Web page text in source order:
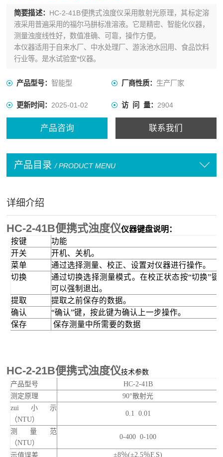
简要描述： HC-2-41B便携式浊度仪采用散射光原理，其标定溶
液采用普遍采用的福尔马肼标准溶液。它是精密、智能化仪器，
测量浊度线性好，数值准确、可靠，操作方便。
本仪器适用于自来水厂、中水处理厂、游泳池水回用、食品饮料
行业等。是水试验室*仪器。
产品型号：智能型 厂商性质： 生产厂家
更新时间：2025-01-02 访 问 量： 2904
产品咨询 联系我们
产品目录 / PRODUCT MENU
详细介绍
HC-2-41B便携式浊度仪仪器键盘说明：
按键
功能
开关
开机、关机。
菜单
通过选择测量、校正、设置对仪器进行操作。
切换
通过切换选择测量模式。在校正状态按“切换”键
可以强制退出。
提取
提取之前保存的数据。
确认
“确认”键，按此键为确认上一步操作。
保存
保存测量中所需要的数据
HC-2-21B便携式浊度仪技术参数
产品型号
HC-2-41B
测定原理
90°散射光
zui小示
（NTU）
0.1 0.01
测量范
（NTU）
0-400 0-100
示值误差 ±8％(±2.5％F.S)